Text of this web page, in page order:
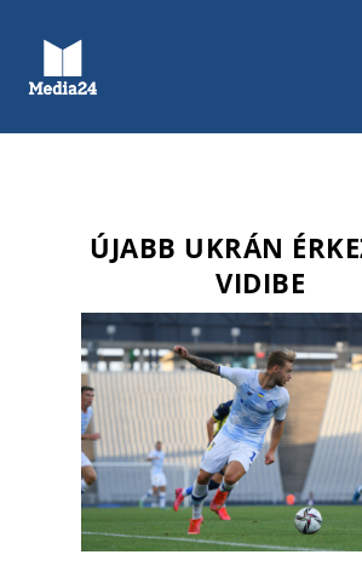
ÚJABB UKRÁN
VIDIBE